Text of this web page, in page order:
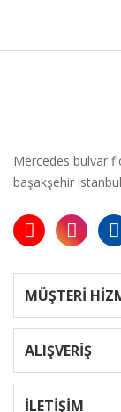
Mercedes bulvar
başakşehir istanbul
MÜŞTERİ
ALIŞVERİŞ
İLETİŞİM